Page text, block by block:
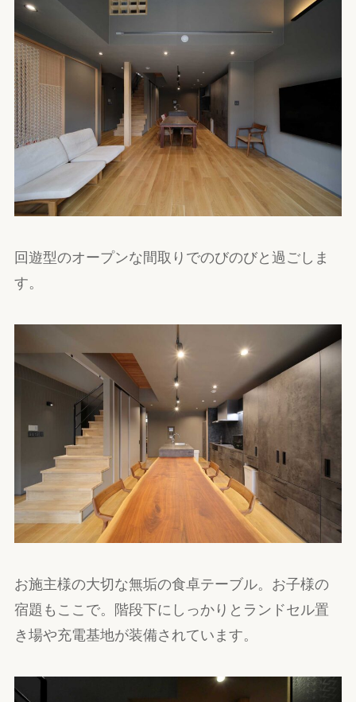
回遊型のオープンな間取りでのびのびと過ごしま
す。
お施主様の大切な無垢の食卓テーブル。お子様の
宿題もここで。階段下にしっかりとランドセル置
き場や充電基地が装備されています。